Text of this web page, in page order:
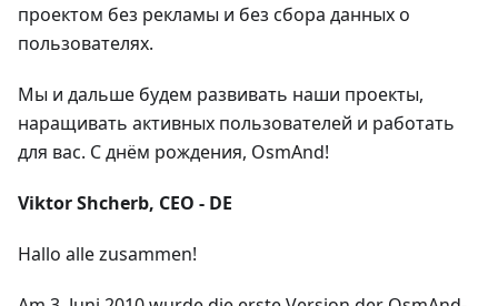
проектом без рекламы и без сбора данных о
пользователях.
Мы и дальше будем развивать наши проекты,
наращивать активных пользователей и работать
для вас. С днём рождения, OsmAnd!
Viktor Shcherb, CEO - DE
Hallo alle zusammen!